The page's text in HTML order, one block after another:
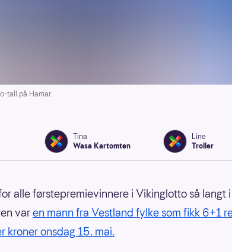
tall på Hamar.
Tina
Wasa Kartomten
Line
Troller
alle førstepremievinnere i Vikinglotto så langt i
varen mann fra Vestland fylke som fikk 6+1
kroner onsdag 15. mai.